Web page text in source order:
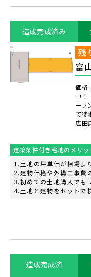
造成完成済み
残
富
価格
中！
ープ
て徒
広田
建築条件付き宅地のメリッ
土地の坪単価が相場よ
建物価格や外構工事費
初めての土地購入でも
土地と建物をセットで
造成完成済